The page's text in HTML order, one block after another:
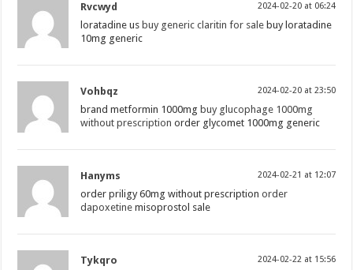
Rvcwyd 2024-02-20 at 06:24
loratadine us buy generic claritin for sale buy loratadine
10mg generic
Vohbqz 2024-02-20 at 23:50
brand metformin 1000mg buy glucophage 1000mg
without prescription order glycomet 1000mg generic
Hanyms 2024-02-21 at 12:07
order priligy 60mg without prescriptionorder
dapoxetine misoprostol sale
Tykqro 2024-02-22 at 15:56